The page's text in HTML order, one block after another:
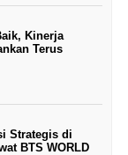
Kinerja
Terus
Strategis di
BTS WORLD